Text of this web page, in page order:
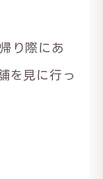
り際にあ
を見に行っ